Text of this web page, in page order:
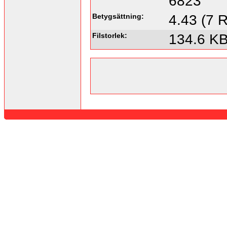
Betygsättning: 4.43 (7
Filstorlek: 134.6